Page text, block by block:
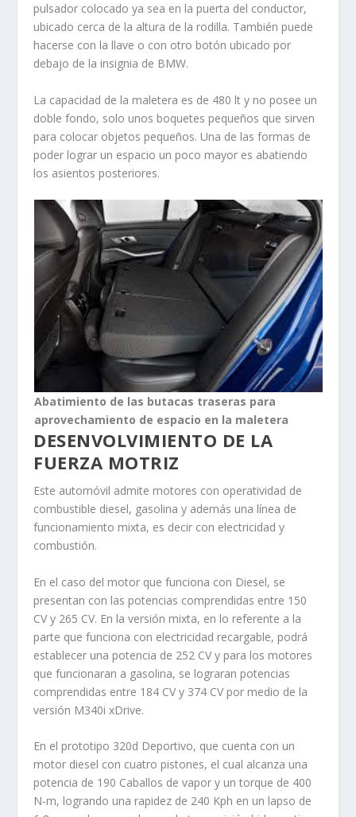
pulsador colocado ya sea en la puerta del conductor,
ubicado cerca de la altura de la rodilla. También puede
hacerse con la llave o con otro botón ubicado por
debajo de la insignia de BMW.
La capacidad de la maletera es de 480 lt y no posee un
doble fondo, solo unos boquetes pequeños que sirven
para colocar objetos pequeños. Una de las formas de
poder lograr un espacio un poco mayor es abatiendo
los asientos posteriores.
Abatimiento de las butacas traseras para
aprovechamiento de espacio en la maletera
DESENVOLVIMIENTO DE LA
FUERZA MOTRIZ
Este automóvil admite motores con operatividad de
combustible diesel, gasolina y además una línea de
funcionamiento mixta, es decir con electricidad y
combustión.
En el caso del motor que funciona con Diesel, se
presentan con las potencias comprendidas entre 150
CV y 265 CV. En la versión mixta, en lo referente a la
parte que funciona con electricidad recargable, podrá
establecer una potencia de 252 CV y para los motores
que funcionaran a gasolina, se lograran potencias
comprendidas entre 184 CV y 374 CV por medio de la
versión M340i xDrive.
En el prototipo 320d Deportivo, que cuenta con un
motor diesel con cuatro pistones, el cual alcanza una
potencia de 190 Caballos de vapor y un torque de 400
N-m, logrando una rapidez de 240 Kph en un lapso de